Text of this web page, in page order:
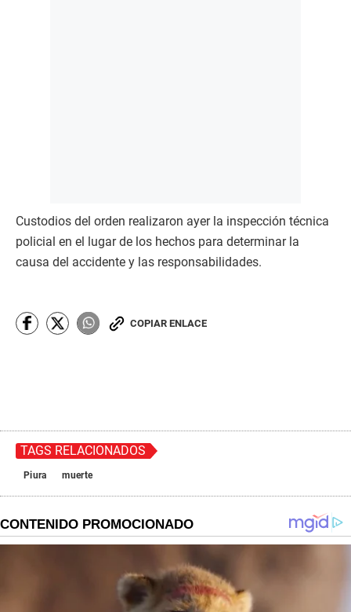
Custodios del orden realizaron ayer la inspección técnica
policial en el lugar de los hechos para determinar la
causa del accidente y las responsabilidades.
COPIAR ENLACE
TAGS RELACIONADOS
Piura muerte